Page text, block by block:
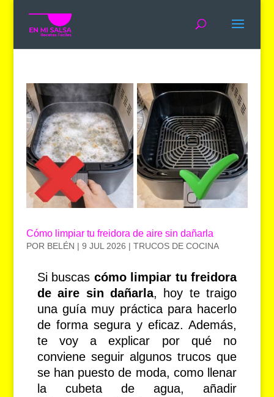
Cómo limpiar tu freidora de aire sin dañarla
POR BELÉN | 9 JUL 2026 | TRUCOS DE COCINA
Si buscas cómo limpiar tu freidora
de aire sin dañarla, hoy te traigo
una guía muy práctica para hacerlo
de forma segura y eficaz. Además,
te voy a explicar por qué no
conviene seguir algunos trucos que
se han puesto de moda, como llenar
la cubeta de agua, añadir